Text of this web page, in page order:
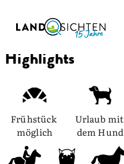
Highlights
Frühstück
möglich
Urlaub mit
dem Hund